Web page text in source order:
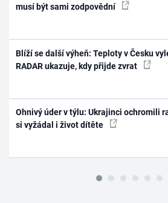
musí být sami zodpovědní
Blíží se další výheň: Teploty v Česku
RADAR ukazuje, kdy přijde zvrat
Ohnivý úder v týlu: Ukrajinci ochromili
si vyžádal i život dítěte